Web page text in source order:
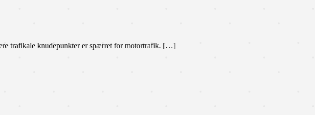
trafikale knudepunkter er spærret for motortrafik. […]